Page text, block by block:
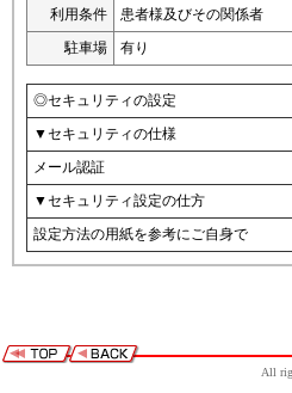
利用条件
患者様及びその関係者
駐車場
有り
◎セキュリティの設定
▼セキュリティの仕様
メール認証
▼セキュリティ設定の仕方
設定方法の用紙を参考にご自身で
All